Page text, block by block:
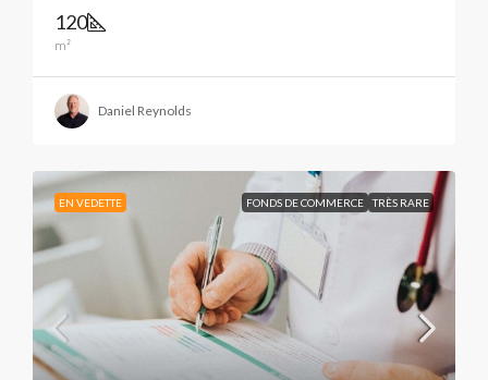
120
m²
Daniel Reynolds
EN VEDETTE FONDS DE COMMERCE TRÈS RARE